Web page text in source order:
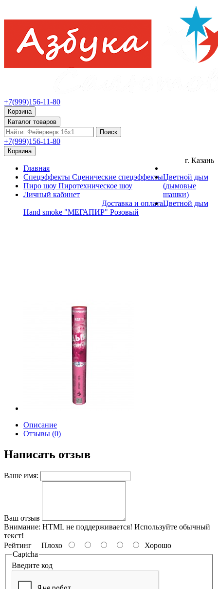
+7(999)156-11-80
Корзина
Каталог товаров
Поиск
+7(999)156-11-80
Корзина
Главная
Спецэффекты Сценические спецэффекты
Пиро шоу Пиротехническое шоу
Личный кабинет
Доставка и оплата
г. Казань
Цветной дым
(дымовые
шашки)
Цветной дым
Hand smoke "МЕГАПИР" Розовый
Описание
Отзывы (0)
Написать отзыв
Ваше имя:
Ваш отзыв
Внимание: HTML не поддерживается! Используйте обычный
текст!
Рейтинг Плохо
Хорошо
Captcha
Введите код